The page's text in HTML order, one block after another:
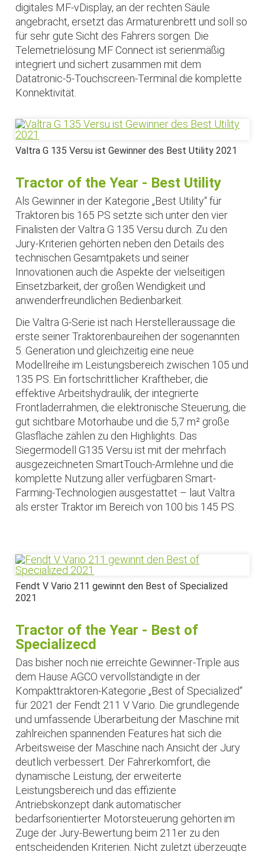
digitales MF-vDisplay, an der rechten Säule
angebracht, ersetzt das Armaturenbrett und soll so
für sehr gute Sicht des Fahrers sorgen. Die
Telemetrielösung MF Connect ist serienmäßig
integriert und sichert zusammen mit dem
Datatronic-5-Touchscreen-Terminal die komplette
Konnektivität.
Valtra G 135 Versu ist Gewinner des Best Utility 2021
Tractor of the Year - Best Utility
Als Gewinner in der Kategorie „Best Utility“ für
Traktoren bis 165 PS setzte sich unter den vier
Finalisten der Valtra G 135 Versu durch. Zu den
Jury-Kriterien gehörten neben den Details des
technischen Gesamtpakets und seiner
Innovationen auch die Aspekte der vielseitigen
Einsetzbarkeit, der großen Wendigkeit und
anwenderfreundlichen Bedienbarkeit.
Die Valtra G-Serie ist nach Herstelleraussage die
erste seiner Traktorenbaureihen der sogenannten
5. Generation und gleichzeitig eine neue
Modellreihe im Leistungsbereich zwischen 105 und
135 PS. Ein fortschrittlicher Kraftheber, die
effektive Arbeitshydraulik, der integrierte
Frontladerrahmen, die elektronische Steuerung, die
gut sichtbare Motorhaube und die 5,7 m² große
Glasfläche zählen zu den Highlights. Das
Siegermodell G135 Versu ist mit der mehrfach
ausgezeichneten SmartTouch-Armlehne und die
komplette Nutzung aller verfügbaren Smart-
Farming-Technologien ausgestattet – laut Valtra
als erster Traktor im Bereich von 100 bis 145 PS.
Fendt V Vario 211 gewinnt den Best of Specialized
2021
Tractor of the Year - Best of
Specializecd
Das bisher noch nie erreichte Gewinner-Triple aus
dem Hause AGCO vervollständigte in der
Kompakttraktoren-Kategorie „Best of Specialized“
für 2021 der Fendt 211 V Vario. Die grundlegende
und umfassende Überarbeitung der Maschine mit
zahlreichen spannenden Features hat sich die
Arbeitsweise der Maschine nach Ansicht der Jury
deutlich verbessert. Der Fahrerkomfort, die
dynamische Leistung, der erweiterte
Leistungsbereich und das effiziente
Antriebskonzept dank automatischer
bedarfsorientierter Motorsteuerung gehörten im
Zuge der Jury-Bewertung beim 211er zu den
entscheidenden Kriterien. Nicht zuletzt überzeugte